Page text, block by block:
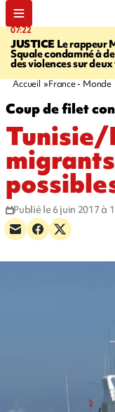
07:22
JUSTICE Le rappeur
Squale condamné à
des violences sur
Accueil France - Monde
Coup de filet
Publié le 6 juin 2017 à